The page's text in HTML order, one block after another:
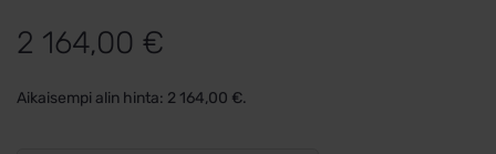
2 164,00 €
Aikaisempi alin hinta: 2 164,00 €.